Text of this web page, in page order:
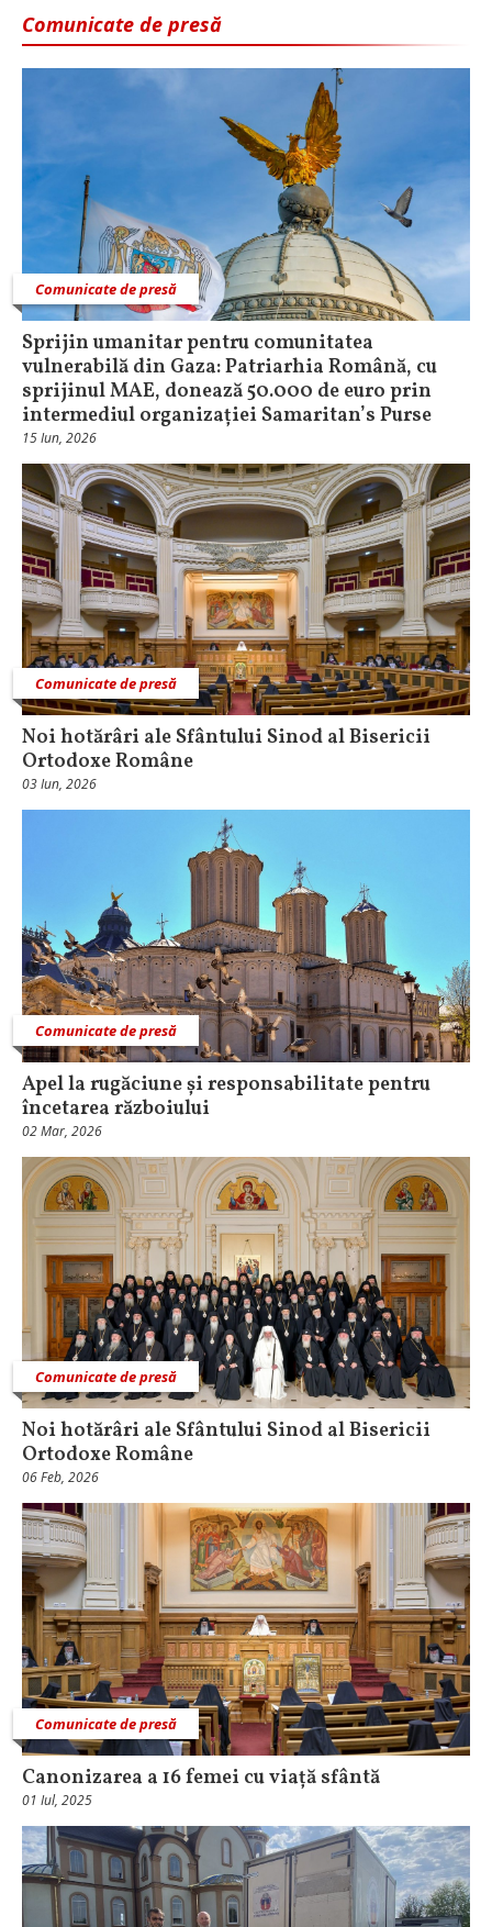
Comunicate de presă
Comunicate de presă
Sprijin umanitar pentru comunitatea
vulnerabilă din Gaza: Patriarhia Română, cu
sprijinul MAE, donează 50.000 de euro prin
intermediul organizației Samaritan’s Purse
15 Iun, 2026
Comunicate de presă
Noi hotărâri ale Sfântului Sinod al Bisericii
Ortodoxe Române
03 Iun, 2026
Comunicate de presă
Apel la rugăciune și responsabilitate pentru
încetarea războiului
02 Mar, 2026
Comunicate de presă
Noi hotărâri ale Sfântului Sinod al Bisericii
Ortodoxe Române
06 Feb, 2026
Comunicate de presă
Canonizarea a 16 femei cu viață sfântă
01 Iul, 2025